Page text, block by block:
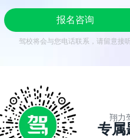
报名咨询
驾校将会与您电话联系，请留意接
翔力
专属